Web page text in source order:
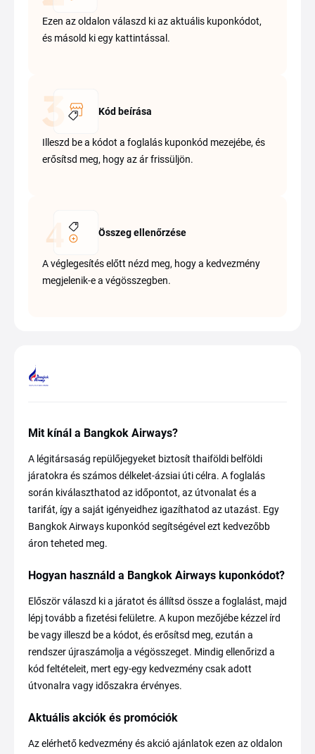
Ezen az oldalon válaszd ki az aktuális kuponkódot,
és másold ki egy kattintással.
Kód beírása
Illeszd be a kódot a foglalás kuponkód mezejébe, és
erősítsd meg, hogy az ár frissüljön.
Összeg ellenőrzése
A véglegesítés előtt nézd meg, hogy a kedvezmény
megjelenik-e a végösszegben.
Mit kínál a Bangkok Airways?
A légitársaság repülőjegyeket biztosít thaiföldi belföldi
járatokra és számos délkelet-ázsiai úti célra. A foglalás
során kiválaszthatod az időpontot, az útvonalat és a
tarifát, így a saját igényeidhez igazíthatod az utazást. Egy
Bangkok Airways kuponkód segítségével ezt kedvezőbb
áron teheted meg.
Hogyan használd a Bangkok Airways kuponkódot?
Először válaszd ki a járatot és állítsd össze a foglalást, majd
lépj tovább a fizetési felületre. A kupon mezőjébe kézzel írd
be vagy illeszd be a kódot, és erősítsd meg, ezután a
rendszer újraszámolja a végösszeget. Mindig ellenőrizd a
kód feltételeit, mert egy-egy kedvezmény csak adott
útvonalra vagy időszakra érvényes.
Aktuális akciók és promóciók
Az elérhető kedvezmény és akció ajánlatok ezen az oldalon